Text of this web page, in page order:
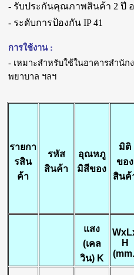
- รับประกันคุณภาพสินค้า 2 ปี
- ระดับการป้องกัน IP 41
การใช้งาน :
- เหมาะสำหรับใช้ในอาคารสำนัก
พยาบาล ฯลฯ
รายกา
รสิน
ค้า
รหัส
สินค้า
อุณหภู
มิสีของ
มิติ
ของ
สินค้
แสง
(เคล
วิน) K
H